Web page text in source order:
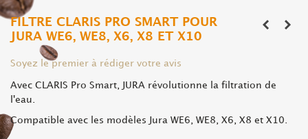
FILTRE CLARIS PRO SMART POUR
JURA WE6, WE8, X6, X8 ET X10
Soyez le premier à rédiger votre avis
Avec CLARIS Pro Smart, JURA révolutionne la filtration de
l'eau.
Compatible avec les modèles Jura WE6, WE8, X6, X8 et X10.